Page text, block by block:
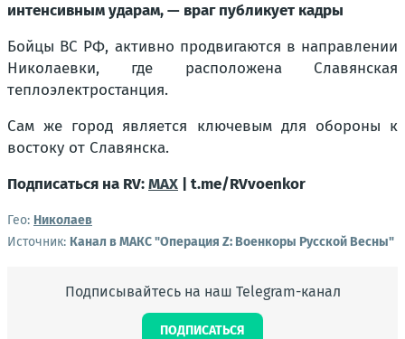
интенсивным ударам, — враг публикует кадры
Бойцы ВС РФ, активно продвигаются в направлении
Николаевки, где расположена Славянская
теплоэлектростанция.
Сам же город является ключевым для обороны к
востоку от Славянска.
Подписаться на RV:MAX | t.me/RVvoenkor
Гео: Николаев
Источник: Канал в МАКС "Операция Z: Военкоры Русской Весны"
Подписывайтесь на наш Telegram-канал
ПОДПИСАТЬСЯ